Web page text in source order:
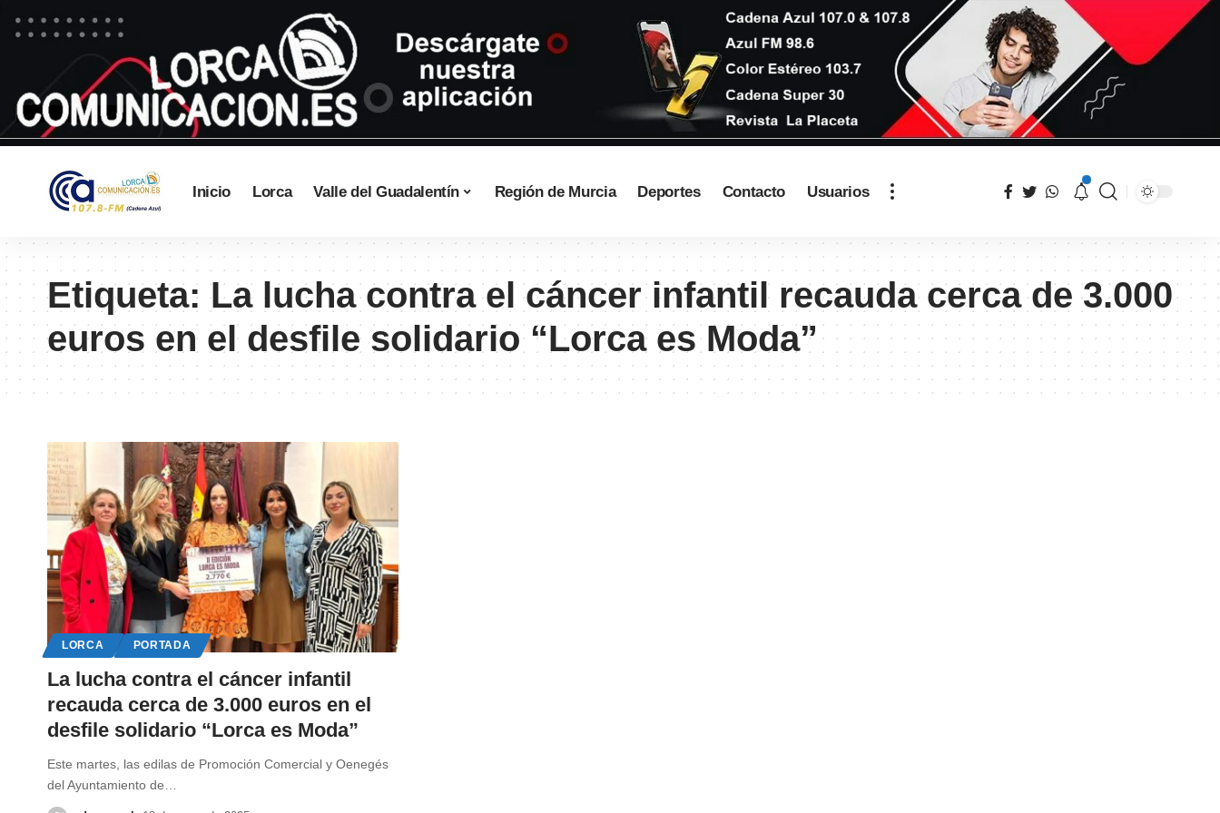
Inicio Lorca Valle del Guadalentín Región de Murcia Deportes Contacto Usuarios
Etiqueta:La lucha contra el cáncer infantil recauda cerca de 3.000
euros en el desfile solidario “Lorca es Moda”
LORCA PORTADA
La lucha contra el cáncer infantil
recauda cerca de 3.000 euros en el
desfile solidario “Lorca es Moda”
Este martes, las edilas de Promoción Comercial y Oenegés
del Ayuntamiento de…